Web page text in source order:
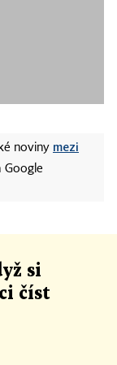
noviny mezi
Google
si
číst